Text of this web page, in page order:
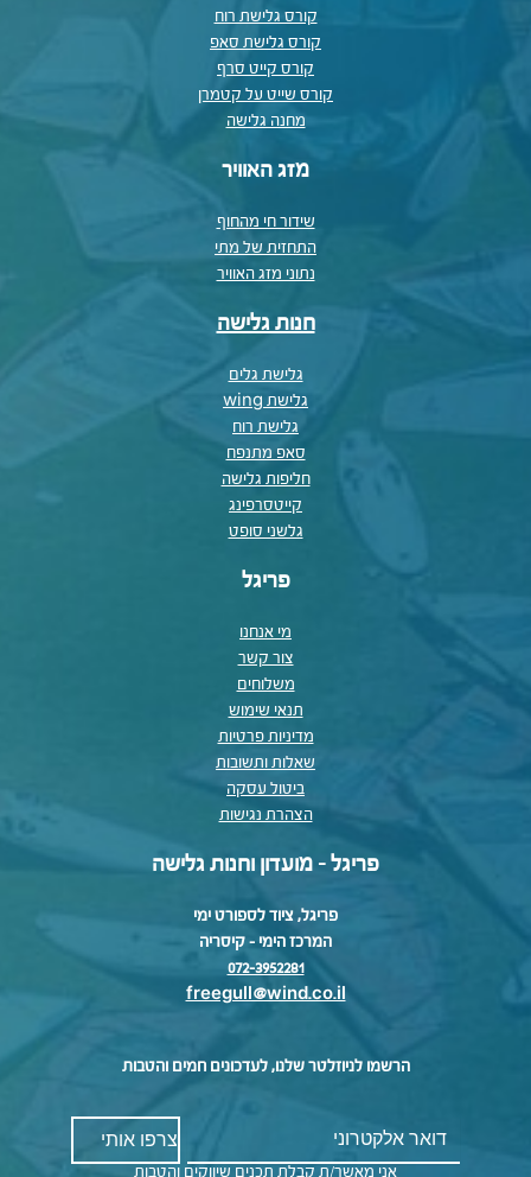
קורס גלישת רוח
קורס גלישת סאפ
קורס קייט סרף
קורס שייט על קטמרן
מחנה גלישה
מזג האוויר
שידור חי מהחוף
התחזית של מתי
נתוני מזג האוויר
חנות גלישה
גלישת גלים
גלישת wing
גלישת רוח
סאפ מתנפח
חליפות גלישה
קייטסרפינג
גלשני סופט
פריגל
מי אנחנו
צור קשר
משלוחים
תנאי שימוש
מדיניות פרטיות
שאלות ותשובות
ביטול עסקה
הצהרת נגישות
פריגל - מועדון וחנות גלישה
פריגל, ציוד לספורט ימי
המרכז הימי – קיסריה
072-3952281
freegull@wind.co.il
הרשמו לניוזלטר שלנו, לעדכונים חמים והטבות
אני מאשר/ת קבלת תכנים שיווקים והטבות